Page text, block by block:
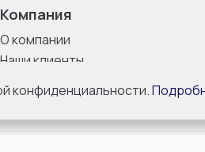
Компания
О компании
Наши клиенты
конфиденциальности.